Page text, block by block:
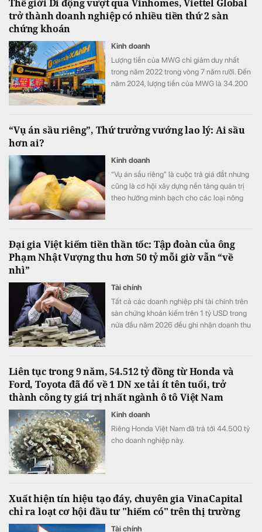
Thế giới Di động vượt qua Vinhomes, Viettel Global
trở thành doanh nghiệp có nhiều tiền thứ 2 sàn
chứng khoán
Kinh doanh
Lượng tiền của MWG chỉ giảm duy nhất
trong năm 2022 trong vòng 7 năm rưỡi. Đến
năm 2024, lượng tiền của MWG là 34.200
“Vụ án sầu riêng”, Thứ trưởng vướng lao lý: Ai sầu
hơn ai?
Kinh doanh
“Vụ án sầu riêng” là cuộc trả giá đắt nhưng
cũng là cơ hội xây dựng nền tảng quản trị
theo hướng minh bạch cho các loại nông
Đại gia Việt kiếm tiền thần tốc: Tập đoàn của ông
Phạm Nhật Vượng thu hơn 50 tỷ mỗi giờ vẫn “về
nhì”
Tài chính
Tất cả các doanh nghiệp phi tài chính trên
sàn chứng khoán kiếm trên 1 tỷ USD trong
nửa đầu năm 2026 đều ghi nhận doanh thu
Liên tục trong 9 năm, 54.512 tỷ đồng từ Honda và
Ford, Toyota đã đổ về 1 DN xe tải ít tên tuổi, trở
thành công ty giá trị nhất ngành ô tô Việt Nam
Kinh doanh
Riêng Honda Việt Nam đã trả tới 44.500 tỷ
cho doanh nghiệp này.
Xuất hiện tín hiệu tạo đáy, chuyên gia VinaCapital
chỉ ra loạt cơ hội đầu tư "hiếm có" trên thị trường
Tài chính